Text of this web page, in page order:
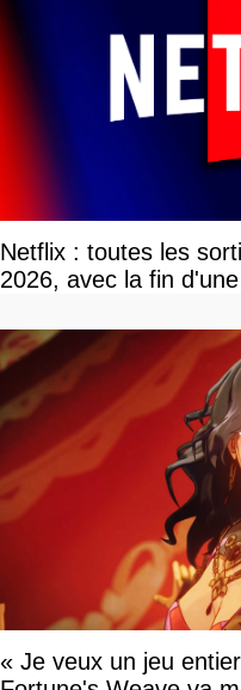
Netflix : toutes les
2026, avec la fin
« Je veux un jeu